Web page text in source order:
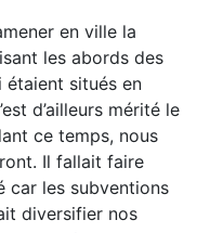
en ville la
les abords des
étaient situés en
d’ailleurs mérité le
ce temps, nous
Il fallait faire
car les subventions
diversifier nos